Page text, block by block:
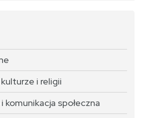
i religii
komunikacja społeczna